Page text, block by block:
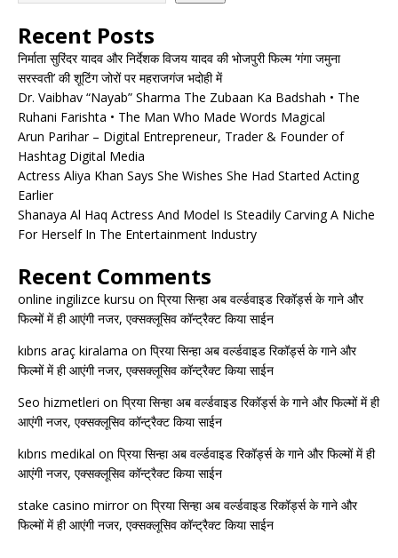
Recent Posts
निर्माता सुरिंदर यादव और निर्देशक विजय यादव की भोजपुरी फिल्म ‘गंगा जमुना
सरस्वती’ की शूटिंग जोरों पर महराजगंज भदोही में
Dr. Vaibhav “Nayab” Sharma The Zubaan Ka Badshah • The
Ruhani Farishta • The Man Who Made Words Magical
Arun Parihar – Digital Entrepreneur, Trader & Founder of
Hashtag Digital Media
Actress Aliya Khan Says She Wishes She Had Started Acting
Earlier
Shanaya Al Haq Actress And Model Is Steadily Carving A Niche
For Herself In The Entertainment Industry
Recent Comments
online ingilizce kursu on प्रिया सिन्हा अब वर्ल्डवाइड रिकॉर्ड्स के गाने और
फिल्मों में ही आएंगी नजर, एक्सक्लूसिव कॉन्ट्रैक्ट किया साईन
kıbrıs araç kiralama on प्रिया सिन्हा अब वर्ल्डवाइड रिकॉर्ड्स के गाने और
फिल्मों में ही आएंगी नजर, एक्सक्लूसिव कॉन्ट्रैक्ट किया साईन
Seo hizmetleri on प्रिया सिन्हा अब वर्ल्डवाइड रिकॉर्ड्स के गाने और फिल्मों में ही
आएंगी नजर, एक्सक्लूसिव कॉन्ट्रैक्ट किया साईन
kıbrıs medikal on प्रिया सिन्हा अब वर्ल्डवाइड रिकॉर्ड्स के गाने और फिल्मों में ही
आएंगी नजर, एक्सक्लूसिव कॉन्ट्रैक्ट किया साईन
stake casino mirroron प्रिया सिन्हा अब वर्ल्डवाइड रिकॉर्ड्स के गाने और
फिल्मों में ही आएंगी नजर, एक्सक्लूसिव कॉन्ट्रैक्ट किया साईन